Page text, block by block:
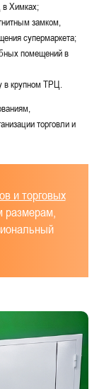
Химках;
замком,
супермаркета;
помещений в
в крупном ТРЦ.
торговли и
и торговых
размерам,